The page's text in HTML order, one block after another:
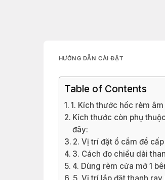
HƯỚNG DẪN CÀI ĐẶT
Table of Contents
1. Kích thước hốc rèm
Kích thước còn phụ
đây:
2. Vị trí đặt ổ cắm để
3. Cách đo chiều dài
4. Dùng rèm cửa mở 1
5. Vị trí lắp đặt thanh